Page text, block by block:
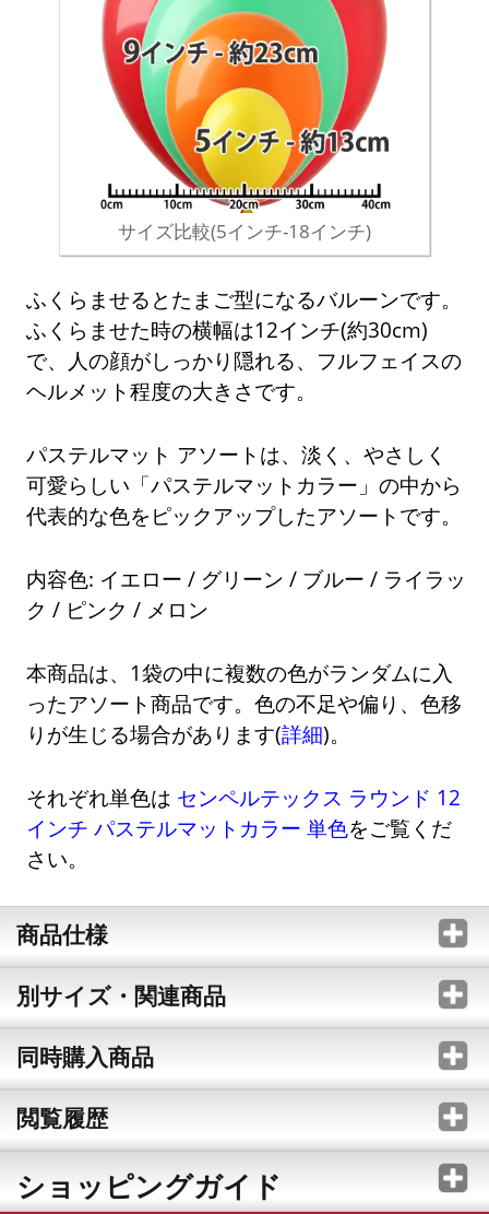
サイズ比較(5インチ-18インチ)
ふくらませるとたまご型になるバルーンです。
ふくらませた時の横幅は12インチ(約30cm)
で、人の顔がしっかり隠れる、フルフェイスの
ヘルメット程度の大きさです。
パステルマット アソートは、淡く、やさしく
可愛らしい「パステルマットカラー」の中から
代表的な色をピックアップしたアソートです。
内容色: イエロー / グリーン / ブルー / ライラッ
ク / ピンク / メロン
本商品は、1袋の中に複数の色がランダムに入
ったアソート商品です。色の不足や偏り、色移
りが生じる場合があります(詳細)。
それぞれ単色は センペルテックス ラウンド 12
インチ パステルマットカラー 単色をご覧くだ
さい。
商品仕様
別サイズ・関連商品
同時購入商品
閲覧履歴
ショッピングガイド